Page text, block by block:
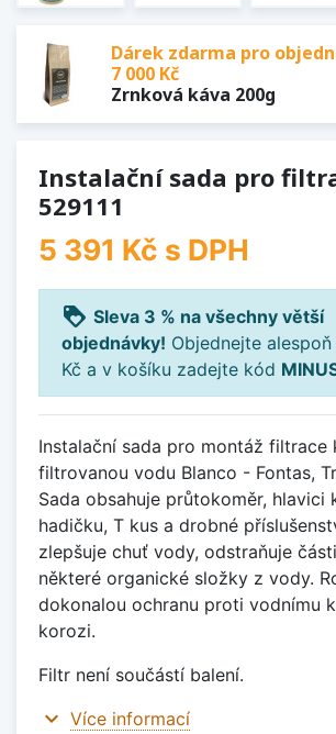
Dárek zdarma pro
7 000 Kč
Zrnková káva 200g
Instalační sada pro
529111
5 391 Kč s DPH
loyalty Sleva 3 % na všechny větší
objednávky! Objednejte
Kč a v košíku zadejte kód
Instalační sada pro montáž filtrace
filtrovanou vodu Blanco - Fontas,
Sada obsahuje průtokoměr, hlavici
hadičku, T kus a drobné
zlepšuje chuť vody, odstraňuje
některé organické složky z vody.
dokonalou ochranu proti vodnímu
korozi.
Filtr není součástí balení.
expand_more Více informací